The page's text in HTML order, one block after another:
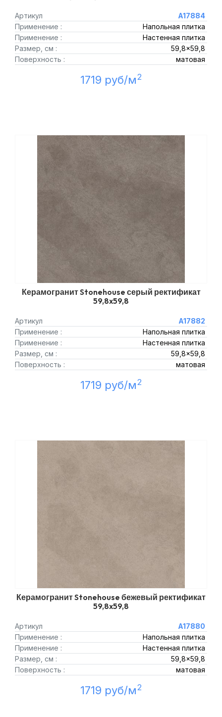
Артикул
A17884
Применение :
Напольная плитка
Применение :
Настенная плитка
Размер, см :
59,8x59,8
Поверхность :
матовая
1719 руб/м2
Керамогранит Stonehouse серый ректификат
59,8x59,8
Артикул
A17882
Применение :
Напольная плитка
Применение :
Настенная плитка
Размер, см :
59,8x59,8
Поверхность :
матовая
1719 руб/м2
Керамогранит Stonehouse бежевый ректификат
59,8x59,8
Артикул
A17880
Применение :
Напольная плитка
Применение :
Настенная плитка
Размер, см :
59,8x59,8
Поверхность :
матовая
1719 руб/м2